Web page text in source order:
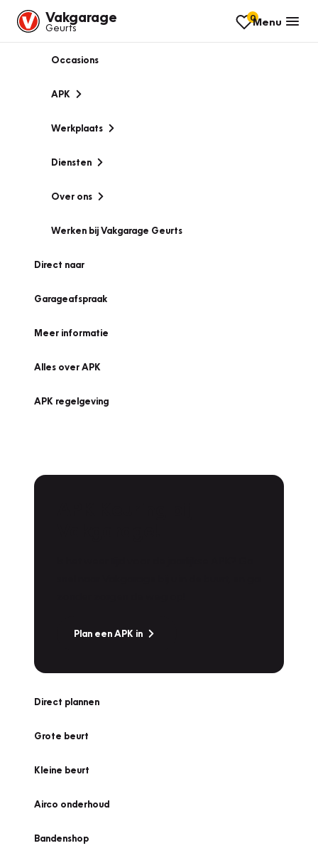
Vakgarage
Geurts
0Menu
Occasions
APK
Werkplaats
Diensten
Over ons
Werken bij Vakgarage Geurts
Direct naar
Garageafspraak
Meer informatie
Alles over APK
APK regelgeving
Plan een APK in
Direct plannen
Grote beurt
Kleine beurt
Airco onderhoud
Bandenshop